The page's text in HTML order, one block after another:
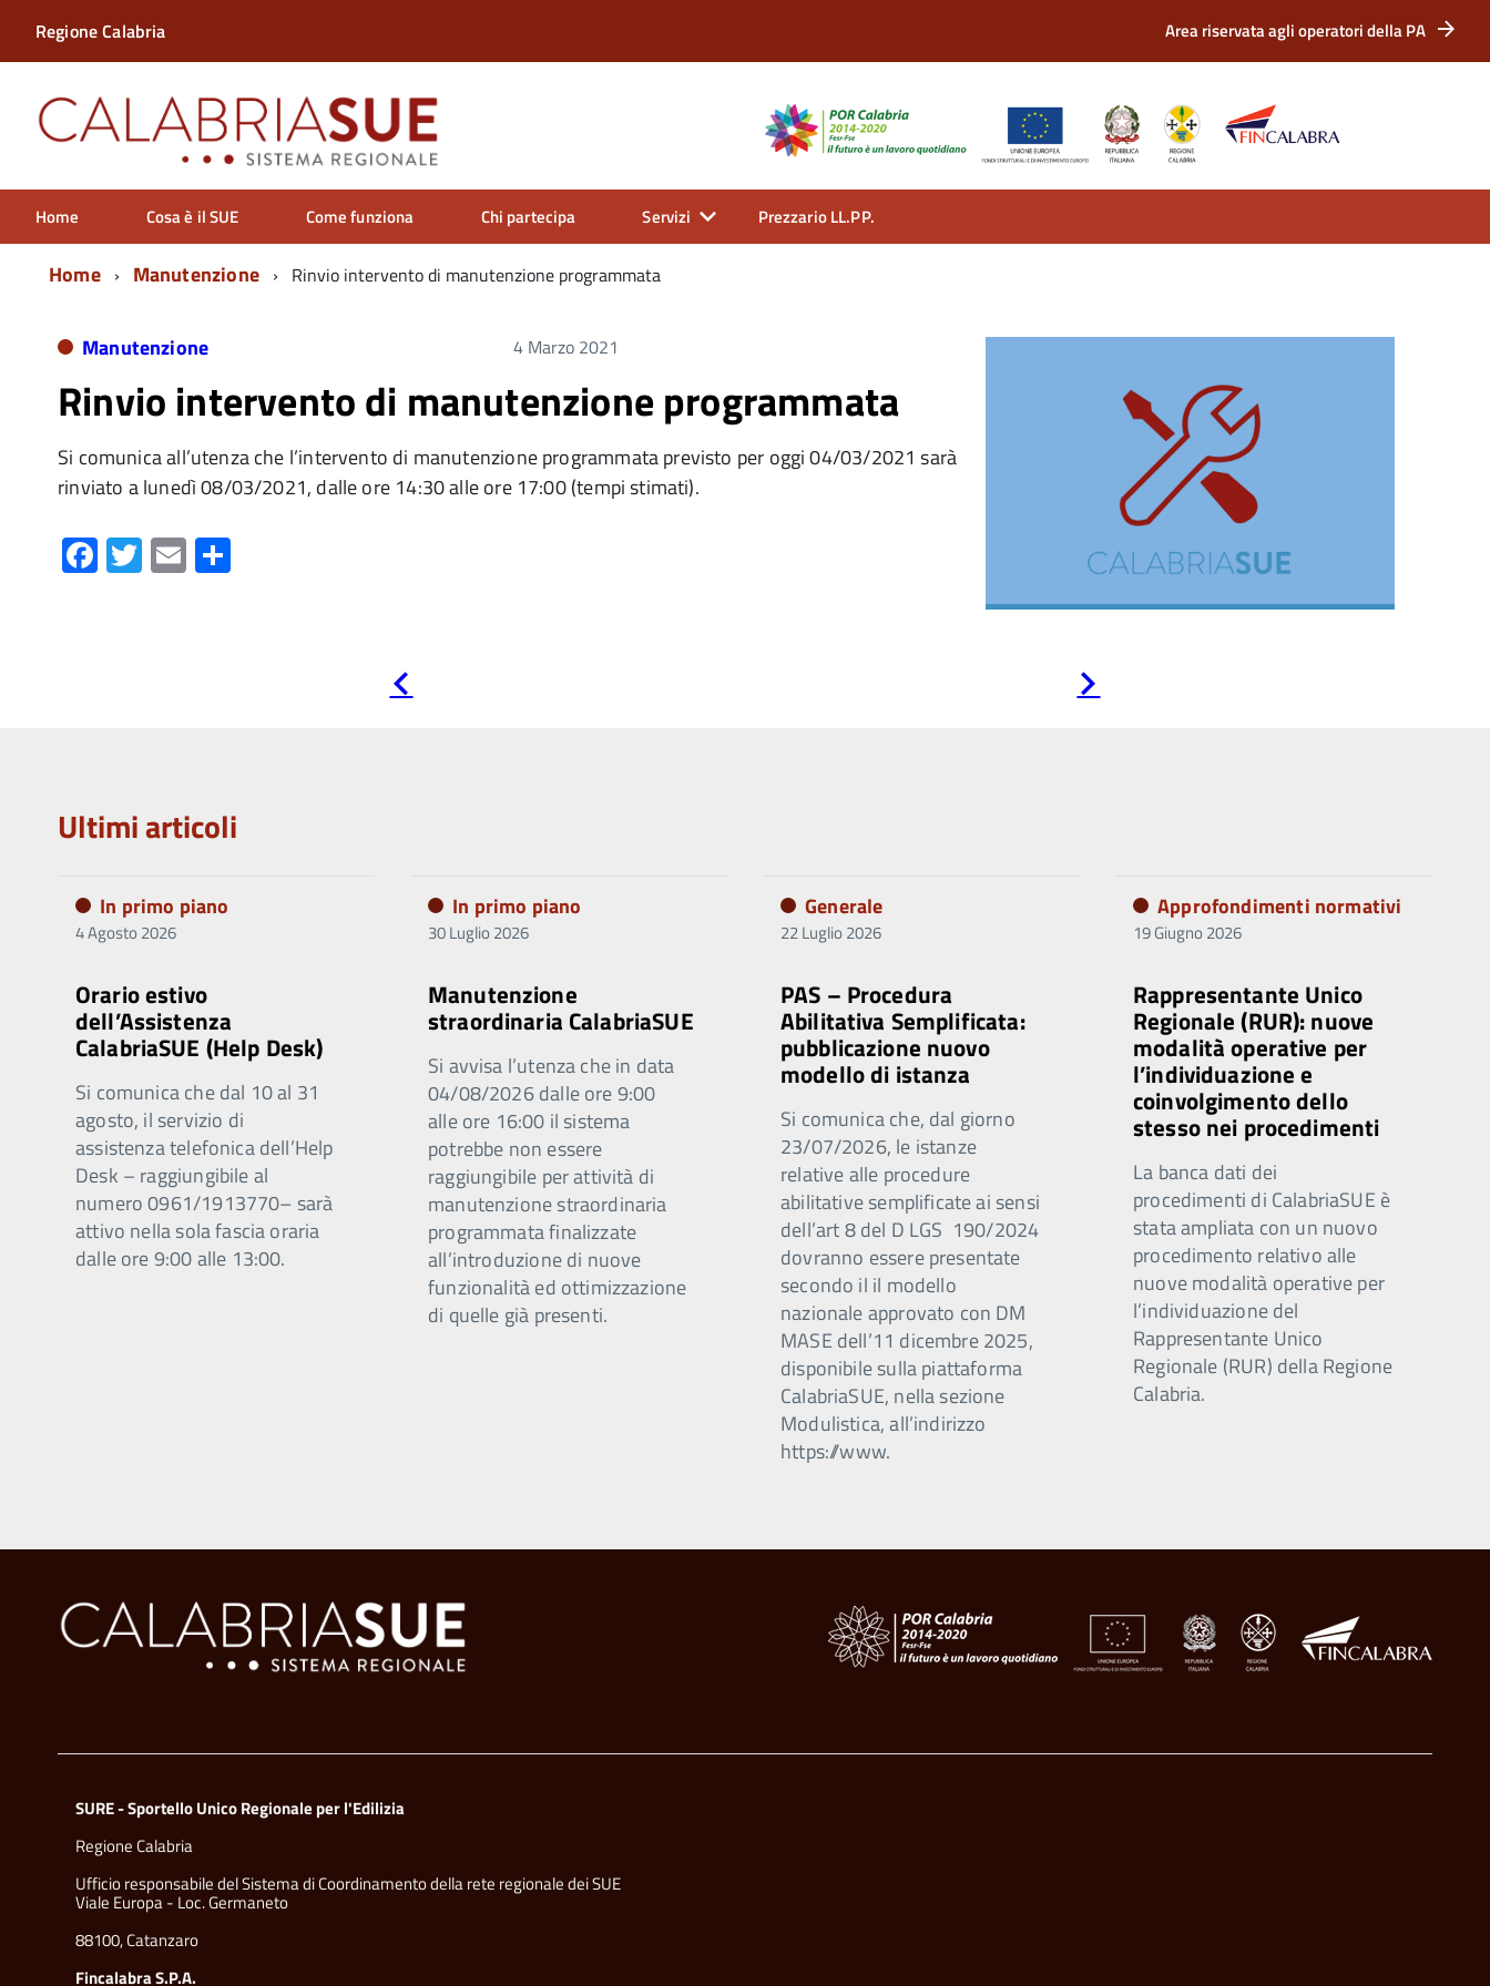
Regione Calabria Area riservata agli operatori della PA
Home Cosa è il SUE Come funziona Chi partecipa Servizi Prezzario LL.PP.
Home Manutenzione Rinvio intervento di manutenzione programmata
Manutenzione 4 Marzo 2021
Rinvio intervento di manutenzione programmata
Si comunica all’utenza che l’intervento di manutenzione programmata previsto per oggi 04/03/2021 sarà
rinviato a lunedì 08/03/2021, dalle ore 14:30 alle ore 17:00 (tempi stimati).
Facebook
Twitter
Email
precedente successiva
Ultimi articoli
In primo piano
4 Agosto 2026
Orario estivo
dell’Assistenza
CalabriaSUE (Help Desk)
Si comunica che dal 10 al 31
agosto, il servizio di
assistenza telefonica dell’Help
Desk – raggiungibile al
numero 0961/1913770– sarà
attivo nella sola fascia oraria
dalle ore 9:00 alle 13:00.
In primo piano
30 Luglio 2026
Manutenzione
straordinaria CalabriaSUE
Si avvisa l’utenza che in data
04/08/2026 dalle ore 9:00
alle ore 16:00 il sistema
potrebbe non essere
raggiungibile per attività di
manutenzione straordinaria
programmata finalizzate
all’introduzione di nuove
funzionalità ed ottimizzazione
di quelle già presenti.
Generale
22 Luglio 2026
PAS – Procedura
Abilitativa Semplificata:
pubblicazione nuovo
modello di istanza
Si comunica che, dal giorno
23/07/2026, le istanze
relative alle procedure
abilitative semplificate ai sensi
dell’art 8 del D LGS 190/2024
dovranno essere presentate
secondo il il modello
nazionale approvato con DM
MASE dell’11 dicembre 2025,
disponibile sulla piattaforma
CalabriaSUE, nella sezione
Modulistica, all’indirizzo
https://www.
Approfondimenti normativi
19 Giugno 2026
Rappresentante Unico
Regionale (RUR): nuove
modalità operative per
l’individuazione e
coinvolgimento dello
stesso nei procedimenti
La banca dati dei
procedimenti di CalabriaSUE è
stata ampliata con un nuovo
procedimento relativo alle
nuove modalità operative per
l’individuazione del
Rappresentante Unico
Regionale (RUR) della Regione
Calabria.
SURE - Sportello Unico Regionale per l'Edilizia
Regione Calabria
Ufficio responsabile del Sistema di Coordinamento della rete regionale dei SUE
Viale Europa - Loc. Germaneto
88100, Catanzaro
Fincalabra S.P.A.